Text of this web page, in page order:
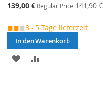
Special
139,00 € Regular Price 141,90 €
◼◼◼3 - 5 Tage lieferzeit
In den Warenkorb
MERKEN